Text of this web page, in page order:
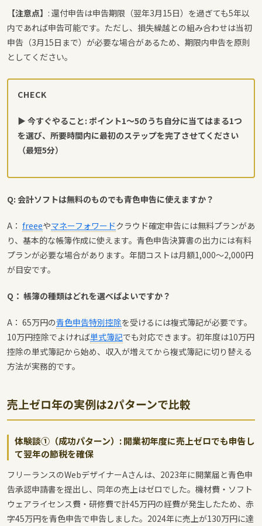
【注意点】 : 還付申告は申告期限（翌年3月15日）を過ぎても5年以
内であれば申告可能です。ただし、損失繰越との組み合わせは当初
申告（3月15日まで）が必要な場合があるため、期限内申告を原則
としてください。
CHECK
▶ 今すぐやること: ポイント1〜5のうち自分に当てはまる1つ
を選び、所要時間内に最初のステップを完了させてください
（最短5分）
Q: 会計ソフトは無料のものでも青色申告に使えますか？
A： freeeやマネーフォワードクラウド確定申告には無料プランがあ
り、基本的な帳簿作成に使えます。青色申告決算書の出力には有料
プランが必要な場合があります。年間コストは月額1,000〜2,000円
が目安です。
Q： 帳簿の種類はどれを選べばよいですか？
A： 65万円の青色申告特別控除を受けるには複式簿記が必要です。
10万円控除でよければ単式簿記でも対応できます。初年度は10万円
控除の単式簿記から始め、収入が増えてから複式簿記に切り替える
方法が実務的です。
売上ゼロ年の実例は2パターンで比較
体験談①（成功パターン）: 開業初年度に売上ゼロでも申告し
て翌年の節税を確保
フリーランスのWebデザイナーAさんは、2023年に開業届と青色申
告承認申請書を提出し、同年の売上はゼロでした。機材費・ソフト
ウェアライセンス費・研修費で計45万円の経費が発生したため、赤
字45万円を青色申告で申告しました。2024年に売上が130万円に達